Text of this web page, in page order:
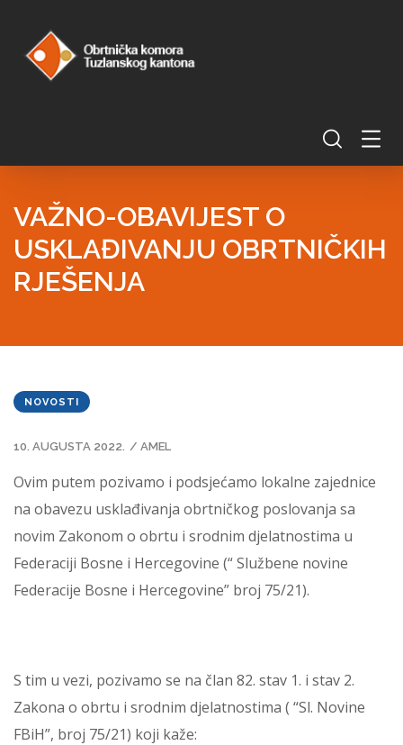
VAŽNO-OBAVIJEST O
USKLAĐIVANJU OBRTNIČKIH
RJEŠENJA
NOVOSTI
10. AUGUSTA 2022. / AMEL
Ovim putem pozivamo i podsjećamo lokalne zajednice
na obavezu usklađivanja obrtničkog poslovanja sa
novim Zakonom o obrtu i srodnim djelatnostima u
Federaciji Bosne i Hercegovine (“ Službene novine
Federacije Bosne i Hercegovine” broj 75/21).
S tim u vezi, pozivamo se na član 82. stav 1. i stav 2.
Zakona o obrtu i srodnim djelatnostima ( “Sl. Novine
FBiH”, broj 75/21) koji kaže: